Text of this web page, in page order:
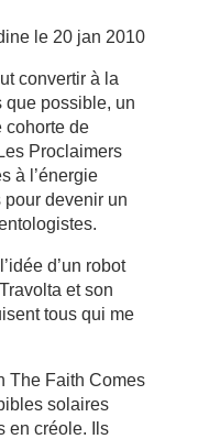
le 20 jan 2010
convertir à la
que possible, un
cohorte de
Proclaimers
à l’énergie
pour devenir un
d’un robot
et son
tous qui me
The Faith Comes
solaires
en créole. Ils